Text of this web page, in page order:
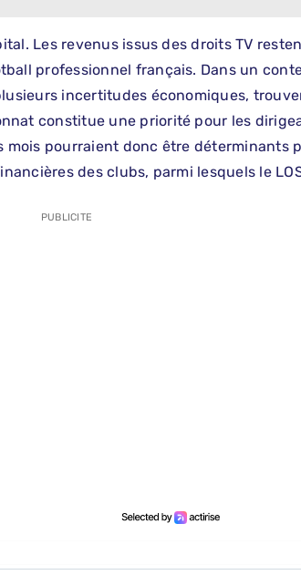
Les revenus issus des droits TV
professionnel français. Dans un
incertitudes économiques,
constitue une priorité pour les
mois pourraient donc être déterminants
des clubs, parmi lesquels le
PUBLICITE